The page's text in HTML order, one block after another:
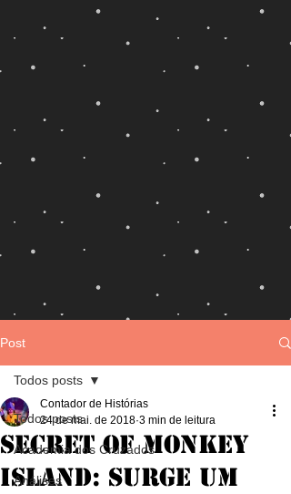
Post
Todos posts
Academia dos Cruzados
Análises
Todos posts
Secret of Monkey
Island: Surge um
Contador de Histórias
24 de mai. de 2018 3 min de leitura